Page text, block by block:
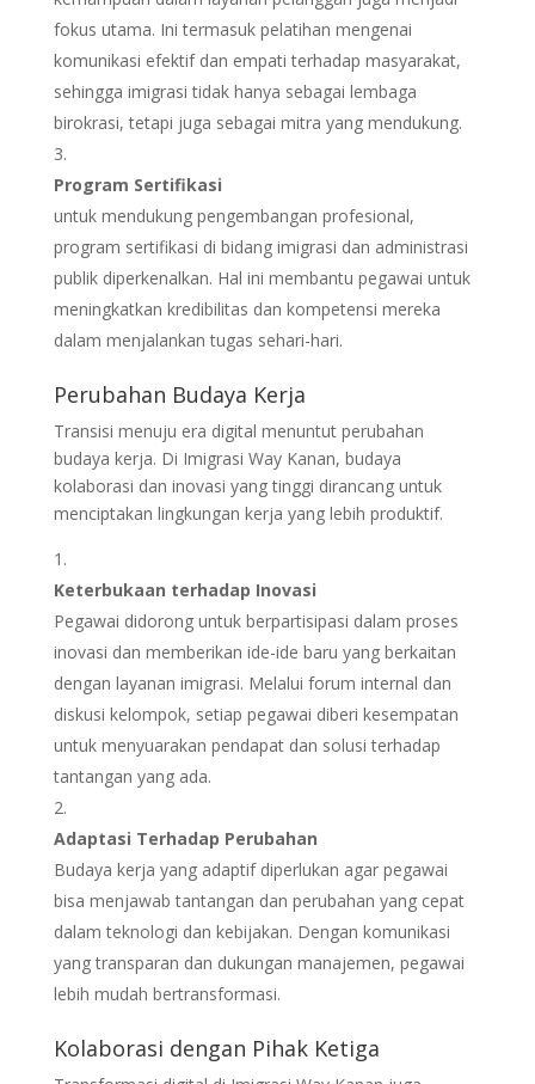
fokus utama. Ini termasuk pelatihan mengenai
komunikasi efektif dan empati terhadap masyarakat,
sehingga imigrasi tidak hanya sebagai lembaga
birokrasi, tetapi juga sebagai mitra yang mendukung.
Program Sertifikasi
untuk mendukung pengembangan profesional,
program sertifikasi di bidang imigrasi dan administrasi
publik diperkenalkan. Hal ini membantu pegawai untuk
meningkatkan kredibilitas dan kompetensi mereka
dalam menjalankan tugas sehari-hari.
Perubahan Budaya Kerja
Transisi menuju era digital menuntut perubahan
budaya kerja. Di Imigrasi Way Kanan, budaya
kolaborasi dan inovasi yang tinggi dirancang untuk
menciptakan lingkungan kerja yang lebih produktif.
Keterbukaan terhadap Inovasi
Pegawai didorong untuk berpartisipasi dalam proses
inovasi dan memberikan ide-ide baru yang berkaitan
dengan layanan imigrasi. Melalui forum internal dan
diskusi kelompok, setiap pegawai diberi kesempatan
untuk menyuarakan pendapat dan solusi terhadap
tantangan yang ada.
Adaptasi Terhadap Perubahan
Budaya kerja yang adaptif diperlukan agar pegawai
bisa menjawab tantangan dan perubahan yang cepat
dalam teknologi dan kebijakan. Dengan komunikasi
yang transparan dan dukungan manajemen, pegawai
lebih mudah bertransformasi.
Kolaborasi dengan Pihak Ketiga